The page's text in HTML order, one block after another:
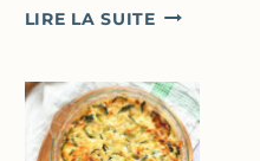
LIRE LA SUITEBEIGNETS
À
LA
BIÈRE